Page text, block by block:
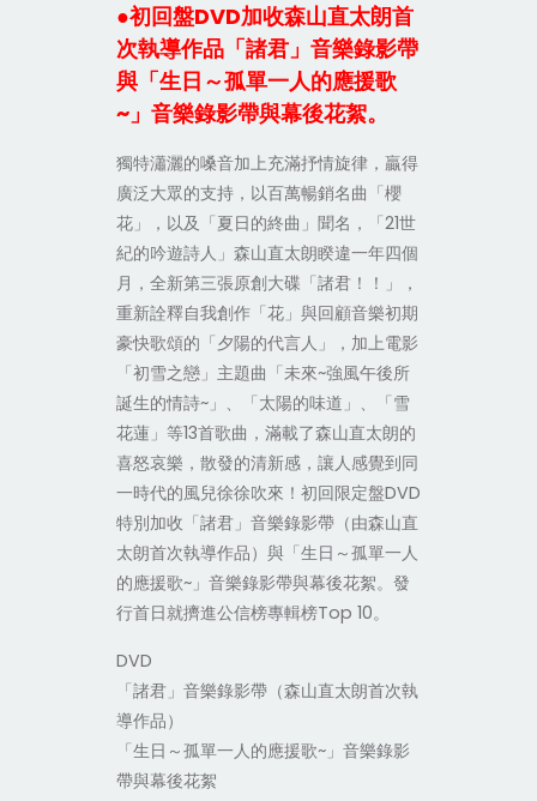
●初回盤DVD加收森山直太朗首
次執導作品「諸君」音樂錄影帶
與「生日～孤單一人的應援歌
~」音樂錄影帶與幕後花絮。
獨特瀟灑的嗓音加上充滿抒情旋律，贏得
廣泛大眾的支持，以百萬暢銷名曲「櫻
花」，以及「夏日的終曲」聞名，「21世
紀的吟遊詩人」森山直太朗睽違一年四個
月，全新第三張原創大碟「諸君！！」，
重新詮釋自我創作「花」與回顧音樂初期
豪快歌頌的「夕陽的代言人」，加上電影
「初雪之戀」主題曲「未來~強風午後所
誕生的情詩~」、「太陽的味道」、「雪
花蓮」等13首歌曲，滿載了森山直太朗的
喜怒哀樂，散發的清新感，讓人感覺到同
一時代的風兒徐徐吹來！初回限定盤DVD
特別加收「諸君」音樂錄影帶（由森山直
太朗首次執導作品）與「生日～孤單一人
的應援歌~」音樂錄影帶與幕後花絮。發
行首日就擠進公信榜專輯榜Top 10。
DVD
「諸君」音樂錄影帶（森山直太朗首次執
導作品）
「生日～孤單一人的應援歌~」音樂錄影
帶與幕後花絮